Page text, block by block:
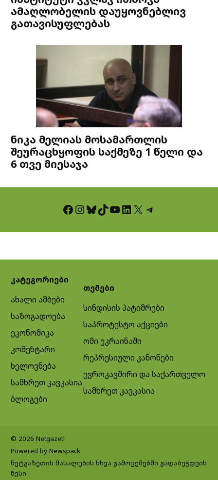
ამაღლობელის დაუყოვნებლივ
გათავისუფლებას
ნიკა მელიას მოსამართლის
შეურაცხყოფის საქმეზე 1 წელი და
6 თვე მიესაჯა
Facebook InstagramBluesky TikTok YouTube LinkedIn X Telegram
კატეგორიები
ახალი ამბები
საზოგადოება
ეკონომიკა
კომენტარი
ხელოვნება
სამხრეთ კავკასია
ბლოგები
თემები
სინდისის პატიმრები
საპროტესტო აქციები
ომი უკრაინაში
რეპრესიული კანონები
ევროკავშირი და საქართველო
სამხრეთ კავკასია
© 2026 Netgazeti
Powered by Newspack
ნეტგაზეთის მასალების სხვა გამოცემებში გადაბეჭდვის
წესი